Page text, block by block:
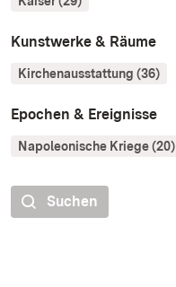
Kunstwerke & Räume
Kirchenausstattung (36)
Epochen & Ereignisse
Napoleonische Kriege (20)
Suchen